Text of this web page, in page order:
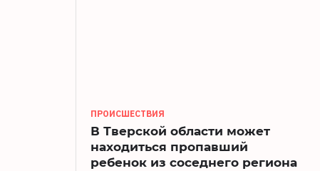
ПРОИСШЕСТВИЯ
В Тверской области может
находиться пропавший
ребенок из соседнего региона